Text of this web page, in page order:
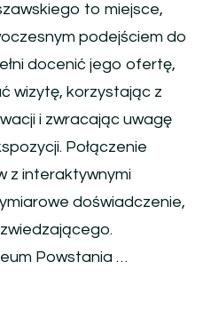
to miejsce,
podejściem do
docenić jego ofertę,
wizytę, korzystając z
i zwracając uwagę
Połączenie
z interaktywnymi
doświadczenie,
Powstania …